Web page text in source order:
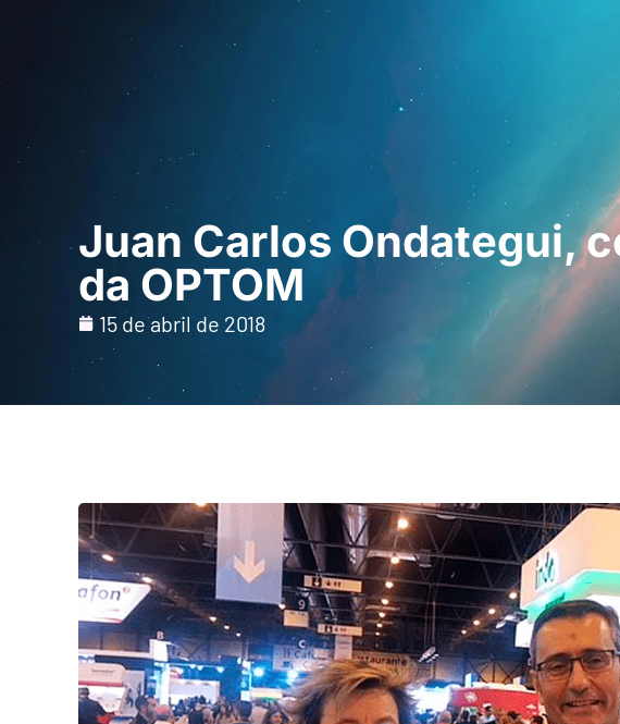
Para profissionais
Juan Carlos Ondategui,
da OPTOM
15 de abril de 2018